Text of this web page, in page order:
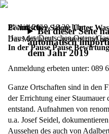
Bei dieser Seite
automatisch
dem Jahr 2019
Böhmischer Salon: Unter
Das Moldautal – gestern und
Eintritt frei
In der Pause Pause Bewirtung
Anmeldung erbeten unter: 089
Ganze Ortschaften sind in den
der Errichtung einer Staumauer
entstand. Aufnahmen von
u.a. Josef Seidel,
Aussehen des auch von
11. Juli 2019,18.30 Uhr
Haus des Deutschen Ostens/